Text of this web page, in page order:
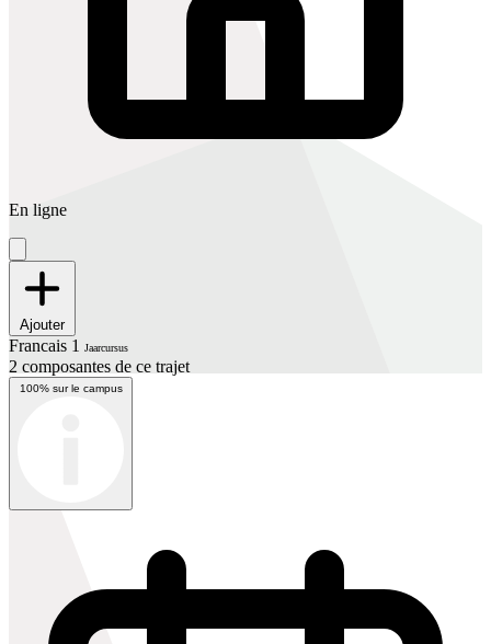
En ligne
Ajouter
Francais 1 Jaarcursus
2 composantes de ce trajet
100% sur le campus